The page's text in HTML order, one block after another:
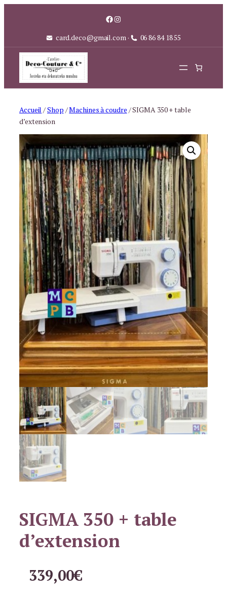
Facebook
Instagram
card.deco@gmail.com· 06 86 84 18 55
Accueil /Shop /Machines à coudre / SIGMA 350 + table
d’extension
SIGMA 350 + table
d’extension
339,00€